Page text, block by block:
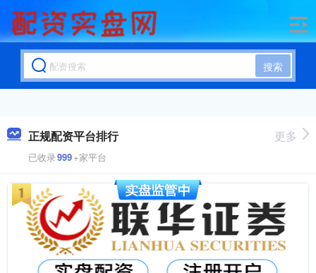
搜索
正规配资平台排行
已收录999+家平台
更多